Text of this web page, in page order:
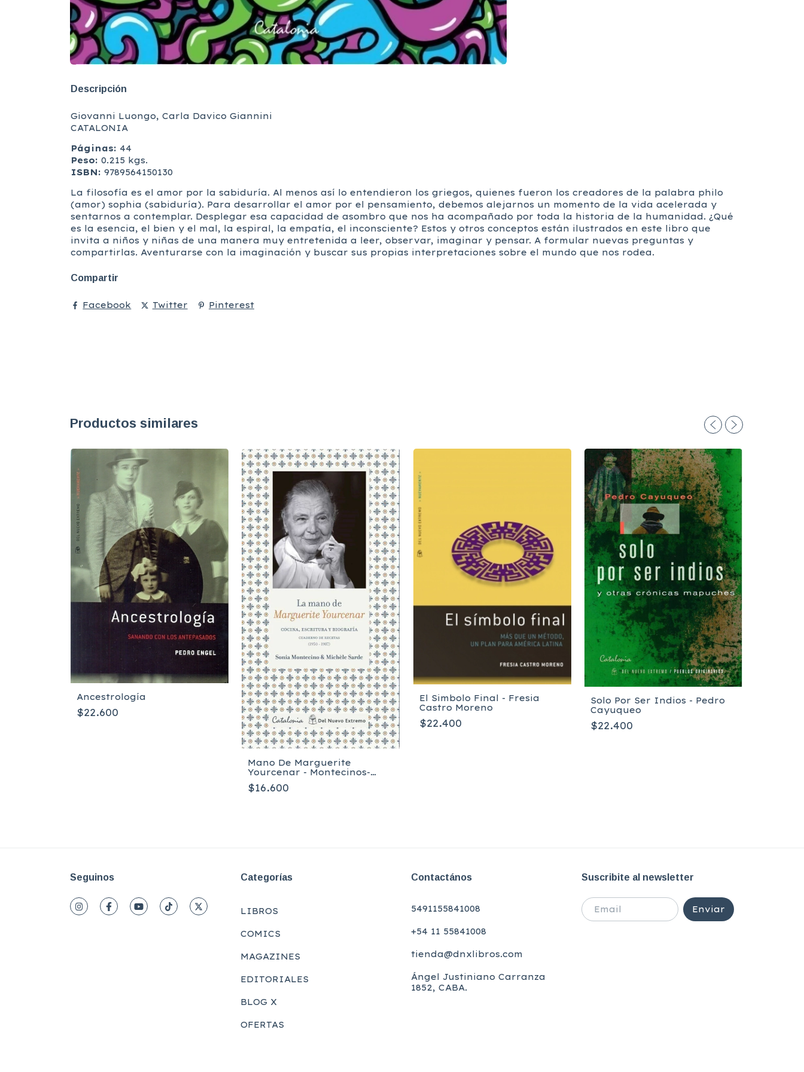
Descripción
Giovanni Luongo, Carla Davico Giannini
CATALONIA
Páginas: 44
Peso: 0.215 kgs.
ISBN: 9789564150130
La filosofía es el amor por la sabiduría. Al menos así lo entendieron los griegos, quienes fueron los creadores de la palabra philo
(amor) sophia (sabiduría). Para desarrollar el amor por el pensamiento, debemos alejarnos un momento de la vida acelerada y
sentarnos a contemplar. Desplegar esa capacidad de asombro que nos ha acompañado por toda la historia de la humanidad. ¿Qué
es la esencia, el bien y el mal, la espiral, la empatía, el inconsciente? Estos y otros conceptos están ilustrados en este libro que
invita a niños y niñas de una manera muy entretenida a leer, observar, imaginar y pensar. A formular nuevas preguntas y
compartirlas. Aventurarse con la imaginación y buscar sus propias interpretaciones sobre el mundo que nos rodea.
Compartir
Facebook Twitter Pinterest
Productos similares
Ancestrología
$22.600
Mano De Marguerite
Yourcenar - Montecinos-
Sarde
$16.600
El Simbolo Final - Fresia
Castro Moreno
$22.400
Solo Por Ser Indios - Pedro
Cayuqueo
$22.400
Seguinos Categorías
LIBROS
COMICS
MAGAZINES
EDITORIALES
BLOG X
OFERTAS
Contactános
5491155841008
+54 11 55841008
tienda@dnxlibros.com
Ángel Justiniano Carranza
1852, CABA.
Suscribite al newsletter